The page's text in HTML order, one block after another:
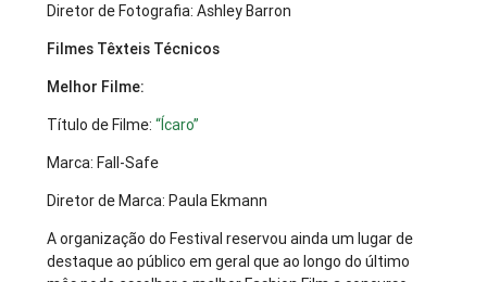
Diretor de Fotografia: Ashley Barron
Filmes Têxteis Técnicos
Melhor Filme:
Título de Filme:“Ícaro”
Marca: Fall-Safe
Diretor de Marca: Paula Ekmann
A organização do Festival reservou ainda um lugar de
destaque ao público em geral que ao longo do último